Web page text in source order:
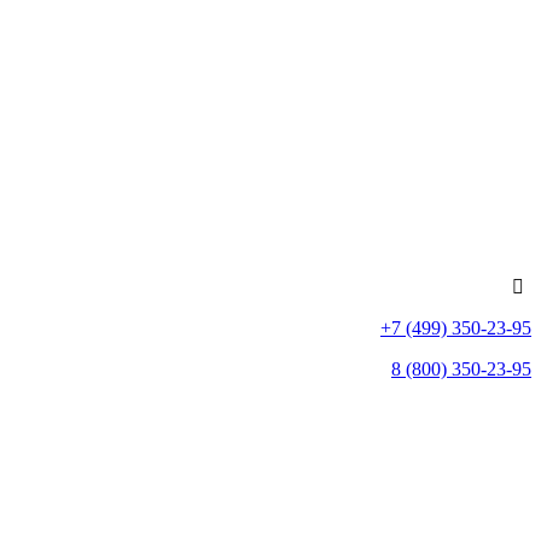
+7 (499) 350-23-95
8 (800) 350-23-95